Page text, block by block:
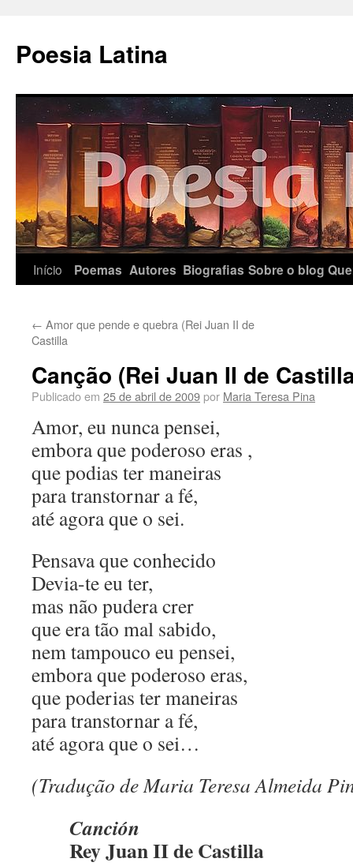
conteúdo
Poesia Latina
Início Poemas Autores Biografias Sobre o blog
← Amor que pende e quebra (Rei Juan II de
Castilla
Canção (Rei Juan II de
Publicado em 25 de abril de 2009 por Maria Teresa Pina
Amor, eu nunca pensei,
embora que poderoso eras ,
que podias ter maneiras
para transtornar a fé,
até agora que o sei.
Pensava que conhecido
Devia-te eu ter,
mas não pudera crer
que era tão mal sabido,
nem tampouco eu pensei,
embora que poderoso eras,
que poderias ter maneiras
para transtornar a fé,
até agora que o sei…
(Tradução de Maria Teresa Almeida
Canción
Rey Juan II de Castilla